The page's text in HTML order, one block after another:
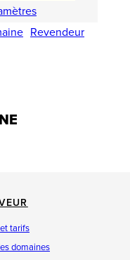
Revendeur
tarifs
domaines